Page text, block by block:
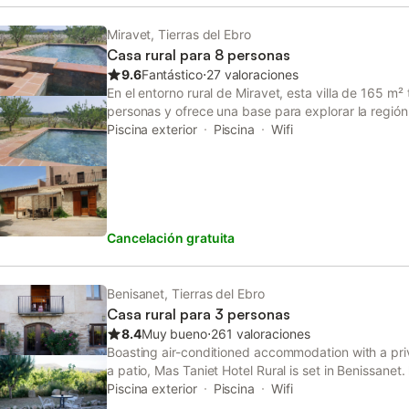
Miravet, Tierras del Ebro
Casa rural para 8 personas
9.6Fantástico⋅27 valoraciones
En el entorno rural de Miravet, esta villa de 165
personas y ofrece una base para explorar la
independiente cuenta con 3 dormitorios y 3 baños,
entretenimiento como juegos de mesa y libros. La
exterior y barbacoa. Hay aparcamiento disponible
No se mencionan mascotas, la propiedad es para
eventos. La ubicación está a 900 m del centro de
Miravet, con las Illes de l'Ebre a 700 m. Las
piragüismo, senderismo y ciclismo, con alquiler de
propiedad ofrece vistas al jardín, a las montañas y
Piscina exterior Piscina Wifi
Cancelación gratuita
Benisanet, Tierras del Ebro
Casa rural para 3 personas
8.4Muy bueno⋅261 valoraciones
Boasting air-conditioned accommodation with a
a patio, Mas Taniet Hotel Rural is set in
Montsant, the property offers a garden and free
Piscina exterior Piscina Wifi